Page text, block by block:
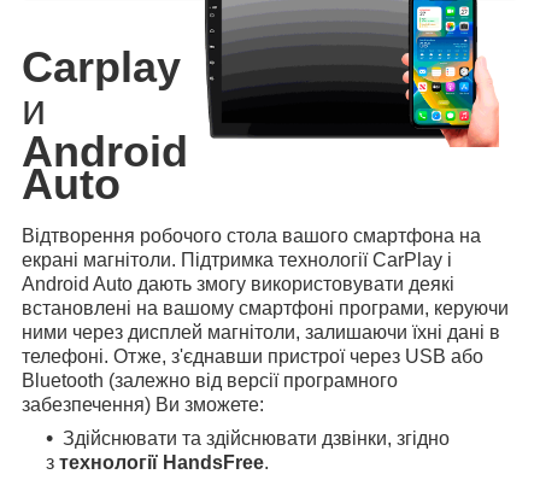
Carplay
и
Android
Auto
Відтворення робочого стола вашого смартфона на
екрані магнітоли. Підтримка технології CarPlay і
Android Auto дають змогу використовувати деякі
встановлені на вашому смартфоні програми, керуючи
ними через дисплей магнітоли, залишаючи їхні дані в
телефоні. Отже, з'єднавши пристрої через USB або
Bluetooth (залежно від версії програмного
забезпечення) Ви зможете:
Здійснювати та здійснювати дзвінки, згідно
з технології HandsFree.